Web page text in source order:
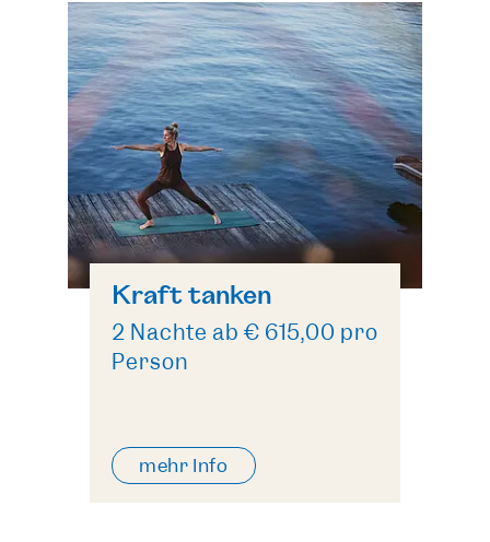
Kraft tanken
2 Nächte ab € 615,00 pro
Person
mehr Info